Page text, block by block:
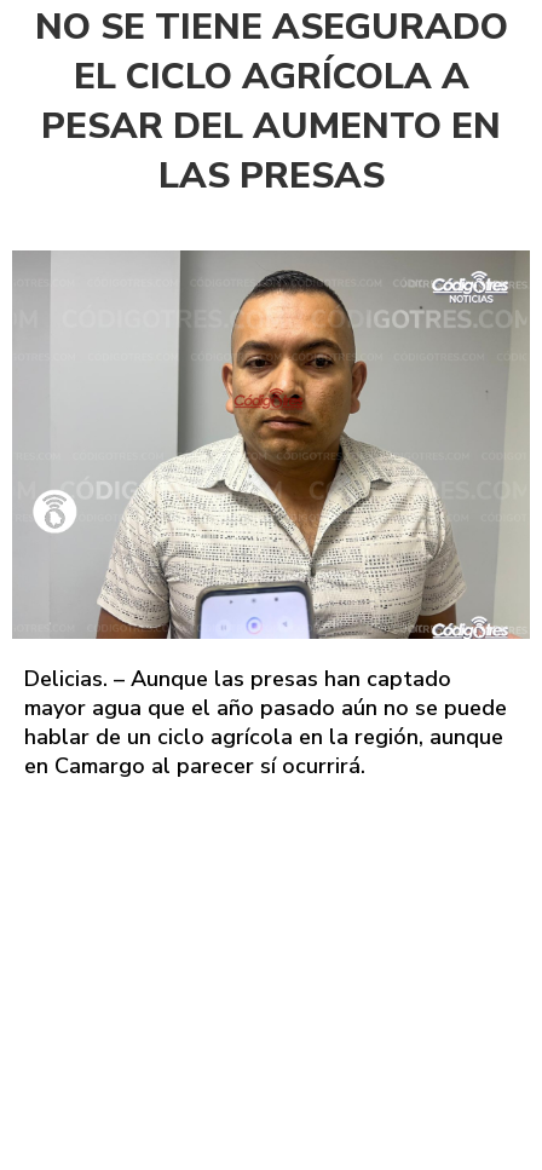
NO SE TIENE ASEGURADO
EL CICLO AGRÍCOLA A
PESAR DEL AUMENTO EN
LAS PRESAS
Delicias. – Aunque las presas han captado
mayor agua que el año pasado aún no se puede
hablar de un ciclo agrícola en la región, aunque
en Camargo al parecer sí ocurrirá.